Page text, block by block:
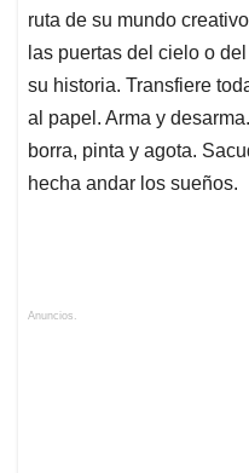
ruta de su mundo
las puertas del cielo o
su historia. Transfiere
al papel. Arma y
borra, pinta y agota.
hecha andar los sueños.
Anuncios.